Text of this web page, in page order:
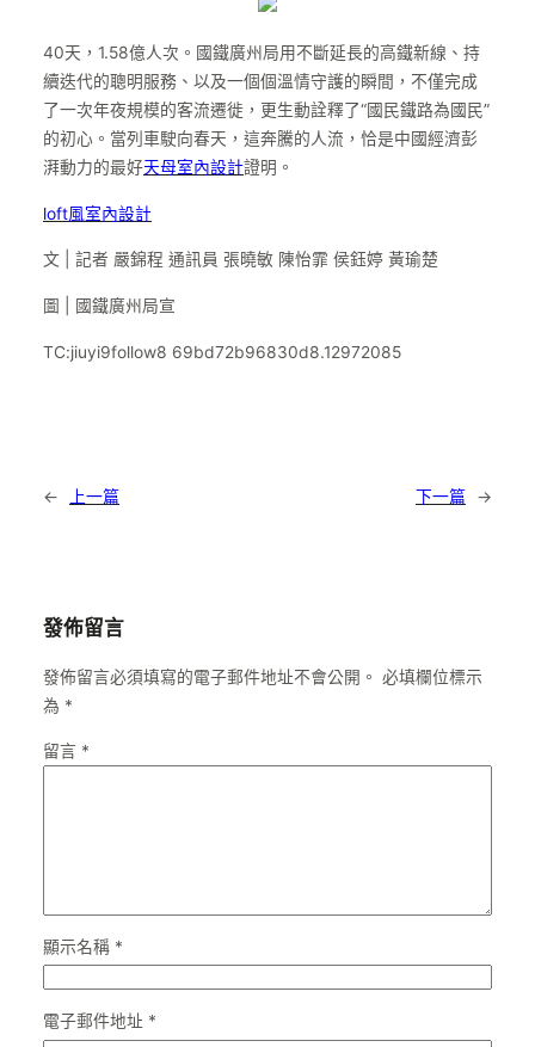
40天，1.58億人次。國鐵廣州局用不斷延長的高鐵新線、持
續迭代的聰明服務、以及一個個溫情守護的瞬間，不僅完成
了一次年夜規模的客流遷徙，更生動詮釋了“國民鐵路為國民”
的初心。當列車駛向春天，這奔騰的人流，恰是中國經濟彭
湃動力的最好天母室內設計證明。
loft風室內設計
文 | 記者 嚴錦程 通訊員 張曉敏 陳怡霏 侯鈺婷 黃瑜楚
圖 | 國鐵廣州局宣
TC:jiuyi9follow8 69bd72b96830d8.12972085
← 上一篇 下一篇 →
發佈留言
發佈留言必須填寫的電子郵件地址不會公開。 必填欄位標示
為 *
留言 *
顯示名稱 *
電子郵件地址 *